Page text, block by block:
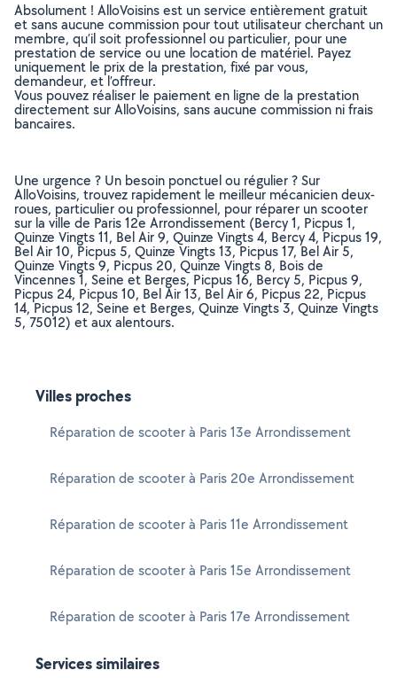
Absolument ! AlloVoisins est un service entièrement gratuit
et sans aucune commission pour tout utilisateur cherchant un
membre, qu’il soit professionnel ou particulier, pour une
prestation de service ou une location de matériel. Payez
uniquement le prix de la prestation, fixé par vous,
demandeur, et l’offreur.
Vous pouvez réaliser le paiement en ligne de la prestation
directement sur AlloVoisins, sans aucune commission ni frais
bancaires.
Une urgence ? Un besoin ponctuel ou régulier ? Sur
AlloVoisins, trouvez rapidement le meilleur mécanicien deux-
roues, particulier ou professionnel, pour réparer un scooter
sur la ville de Paris 12e Arrondissement (Bercy 1, Picpus 1,
Quinze Vingts 11, Bel Air 9, Quinze Vingts 4, Bercy 4, Picpus 19,
Bel Air 10, Picpus 5, Quinze Vingts 13, Picpus 17, Bel Air 5,
Quinze Vingts 9, Picpus 20, Quinze Vingts 8, Bois de
Vincennes 1, Seine et Berges, Picpus 16, Bercy 5, Picpus 9,
Picpus 24, Picpus 10, Bel Air 13, Bel Air 6, Picpus 22, Picpus
14, Picpus 12, Seine et Berges, Quinze Vingts 3, Quinze Vingts
5, 75012) et aux alentours.
Villes proches
Réparation de scooter à Paris 13e Arrondissement
Réparation de scooter à Paris 20e Arrondissement
Réparation de scooter à Paris 11e Arrondissement
Réparation de scooter à Paris 15e Arrondissement
Réparation de scooter à Paris 17e Arrondissement
Services similaires